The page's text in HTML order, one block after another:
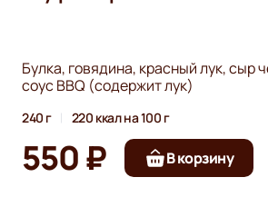
Булка, говядина, красный лук, сыр
соус BBQ (содержит лук)
240 г 220 ккал на 100 г
550 ₽ В корзину